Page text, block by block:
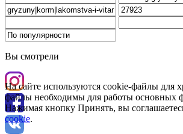
Вы смотрели
На сайте используются cookie-файлы для
файлы необходимы для работы основных
Нажимая кнопку Принять, вы
cookie.